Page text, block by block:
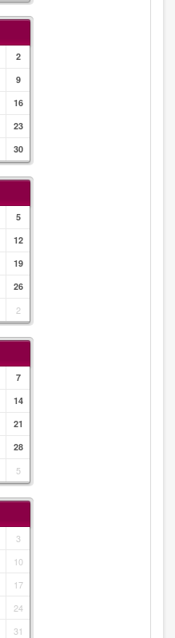
2
9
16
23
30
5
12
19
26
2
7
14
21
28
5
3
10
17
24
31